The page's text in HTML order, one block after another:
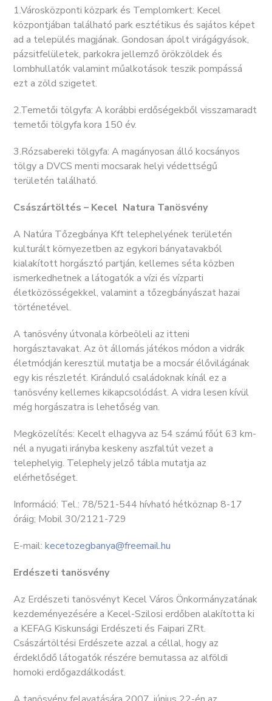
1.Városközponti közpark és Templomkert: Kecel
központjában található park esztétikus és sajátos képet
ad a település magjának. Gondosan ápolt virágágyások,
pázsitfelületek, parkokra jellemző örökzöldek és
lombhullatók valamint műalkotások teszik pompássá
ezt a zöld szigetet.
2.Temetői tölgyfa: A korábbi erdőségekből visszamaradt
temetői tölgyfa kora 150 év.
3.Rózsabereki tölgyfa: A magányosan álló kocsányos
tölgy a DVCS menti mocsarak helyi védettségű
területén található.
Császártöltés – Kecel Natura Tanösvény
A Natúra Tőzegbánya Kft telephelyének területén
kulturált környezetben az egykori bányatavakból
kialakított horgásztó partján, kellemes séta közben
ismerkedhetnek a látogatók a vízi és vízparti
életközösségekkel, valamint a tőzegbányászat hazai
történetével.
A tanösvény útvonala körbeöleli az itteni
horgásztavakat. Az öt állomás játékos módon a vidrák
életmódján keresztül mutatja be a mocsár élővilágának
egy kis részletét. Kiránduló családoknak kínál ez a
tanösvény kellemes kikapcsolódást. A vidra lesen kívül
még horgászatra is lehetőség van.
Megközelítés: Kecelt elhagyva az 54 számú főút 63 km-
nél a nyugati irányba keskeny aszfaltút vezet a
telephelyig. Telephely jelző tábla mutatja az
elérhetőséget.
Információ: Tel.: 78/521-544 hívható hétköznap 8-17
óráig; Mobil 30/2121-729
E-mail: kecetozegbanya@freemail.hu
Erdészeti tanösvény
Az Erdészeti tanösvényt Kecel Város Önkormányzatának
kezdeményezésére a Kecel-Szilosi erdőben alakította ki
a KEFAG Kiskunsági Erdészeti és Faipari ZRt.
Császártöltési Erdészete azzal a céllal, hogy az
érdeklődő látogatók részére bemutassa az alföldi
homoki erdőgazdálkodást.